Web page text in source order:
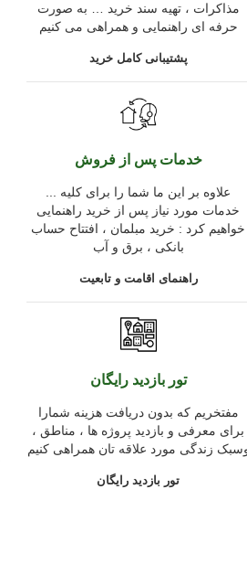
مذاکرات ، تهیه سند خرید … به صورت
حرفه ای راهنمایی و همراهی می کنیم
پشتیبانی کامل خرید
خدمات پس از فروش
خدمات مورد نیاز پس از خرید راهنمایی
خواهیم کرد : خرید مبلمان ، افتتاح حساب
بانکی ، برق و آب
راهنمای اقامت و تابعیت
تور بازدید رایگان
مفتخریم که بدون دریافت هزینه شمارا
برای معرفی و بازدید پروژه ها ، مناطق ،
زندگی مورد علاقه تان همراهی کنیم
تور بازدید رایگان